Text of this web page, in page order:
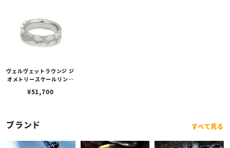
ヴェルヴェットラウンジ ジ
オメトリースケールリング
¥51,700
ブランド すべて見る